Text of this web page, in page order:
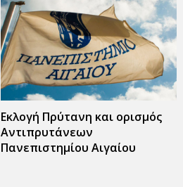
Εκλογή Πρύτανη και ορισμός
Αντιπρυτάνεων
Πανεπιστημίου Αιγαίου